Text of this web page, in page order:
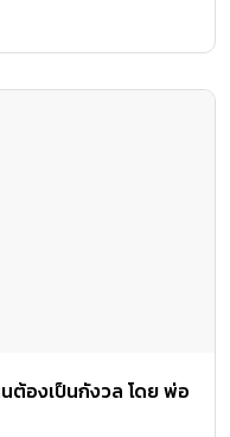
ต้องเป็นกังวล โดย พ่อ